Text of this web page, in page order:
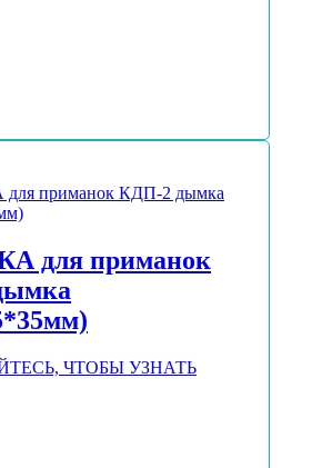
для приманок
ЧТОБЫ УЗНАТЬ